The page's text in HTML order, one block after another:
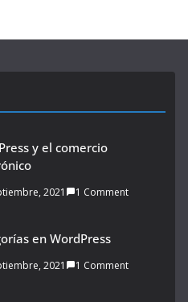
y el comercio
2021 1 Comment
en WordPress
2021 1 Comment